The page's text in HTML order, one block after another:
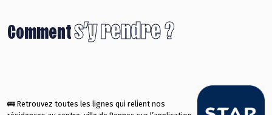
Comments’y rendre ?
🚌 Retrouvez toutes les lignes qui relient nos